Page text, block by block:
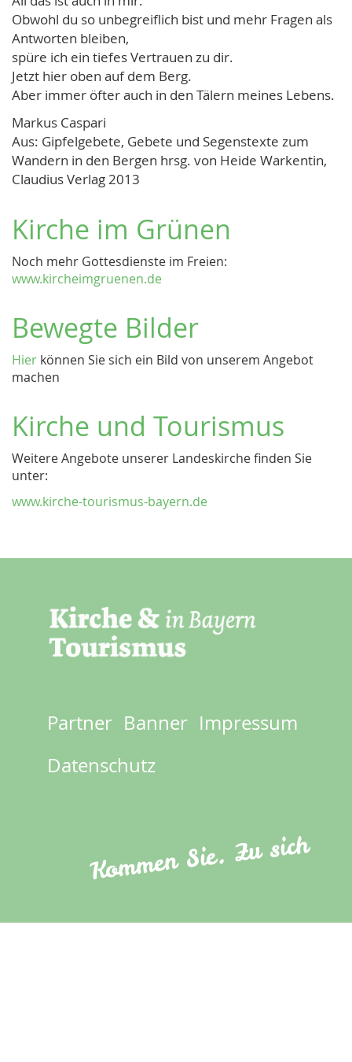
Obwohl du so unbegreiflich bist und mehr Fragen als
Antworten bleiben,
spüre ich ein tiefes Vertrauen zu dir.
Jetzt hier oben auf dem Berg.
Aber immer öfter auch in den Tälern meines Lebens.
Markus Caspari
Aus: Gipfelgebete, Gebete und Segenstexte zum
Wandern in den Bergen hrsg. von Heide Warkentin,
Claudius Verlag 2013
Kirche im Grünen
Noch mehr Gottesdienste im Freien:
www.kircheimgruenen.de
Bewegte Bilder
Hier können Sie sich ein Bild von unserem Angebot
machen
Kirche und Tourismus
Weitere Angebote unserer Landeskirche finden Sie
unter:
www.kirche-tourismus-bayern.de
Footer
menu
Partner Banner Impressum
Datenschutz
Kommen Sie. Zu sich